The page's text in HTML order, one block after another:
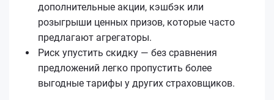
дополнительные акции, кэшбэк или
розыгрыши ценных призов, которые часто
предлагают агрегаторы.
Риск упустить скидку — без сравнения
предложений легко пропустить более
выгодные тарифы у других страховщиков.